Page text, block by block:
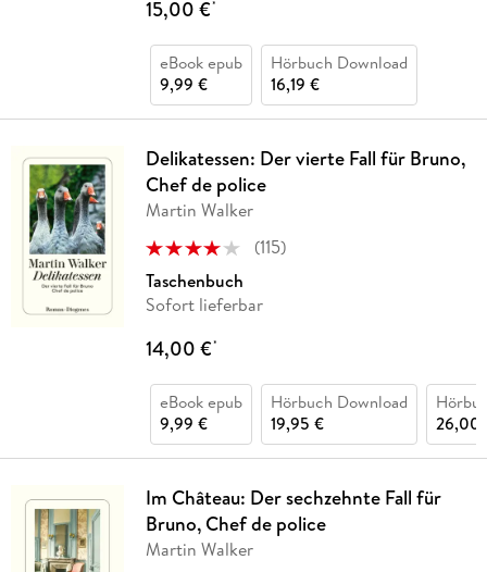
15,00 €*
eBook epub
9,99 €
Hörbuch Download
16,19 €
Delikatessen: Der vierte Fall für Bruno,
Chef de police
Martin Walker
(115)
Taschenbuch
Sofort lieferbar
14,00 €*
eBook epub
9,99 €
Hörbuch Download
19,95 €
26,00
Im Château: Der sechzehnte Fall für
Bruno, Chef de police
Martin Walker